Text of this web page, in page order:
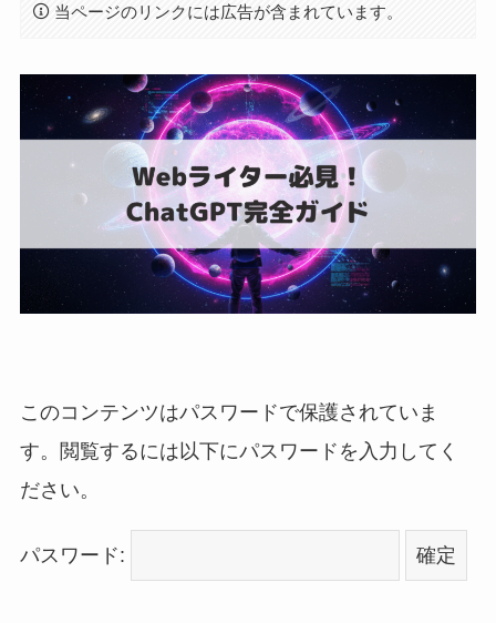
当ページのリンクには広告が含まれています。
このコンテンツはパスワードで保護されていま
す。閲覧するには以下にパスワードを入力してく
ださい。
パスワード: